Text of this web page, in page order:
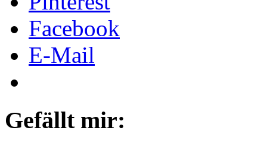
Facebook
E-Mail
Gefällt mir: